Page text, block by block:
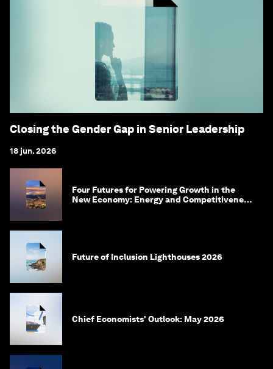
Closing the Gender Gap in Senior Leadership
18 jun. 2026
Four Futures for Powering Growth in the
New Economy: Energy and Competitiveness
Future of Inclusion Lighthouses 2026
Chief Economists' Outlook: May 2026